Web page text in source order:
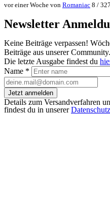
vor einer Woche von Romaniac 8 /
Newsletter
Keine Beiträge verpassen!
Beiträge aus unserer Community.
Die letzte Ausgabe findest du
Name *
Jetzt anmelden
Details zum Versandverfahren
findest du in unserer